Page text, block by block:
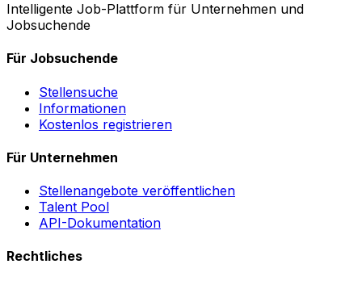
Intelligente Job-Plattform für Unternehmen und
Jobsuchende
Für Jobsuchende
Stellensuche
Informationen
Kostenlos registrieren
Für Unternehmen
Stellenangebote veröffentlichen
Talent Pool
API-Dokumentation
Rechtliches